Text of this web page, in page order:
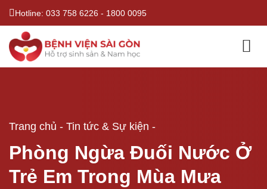
Bỏ
dung
Hotline: 033 758 6226 - 1800 0095
Trang chủ - Tin tức & Sự kiện -
Phòng Ngừa Đuối Nước Ở
Trẻ Em Trong Mùa Mưa